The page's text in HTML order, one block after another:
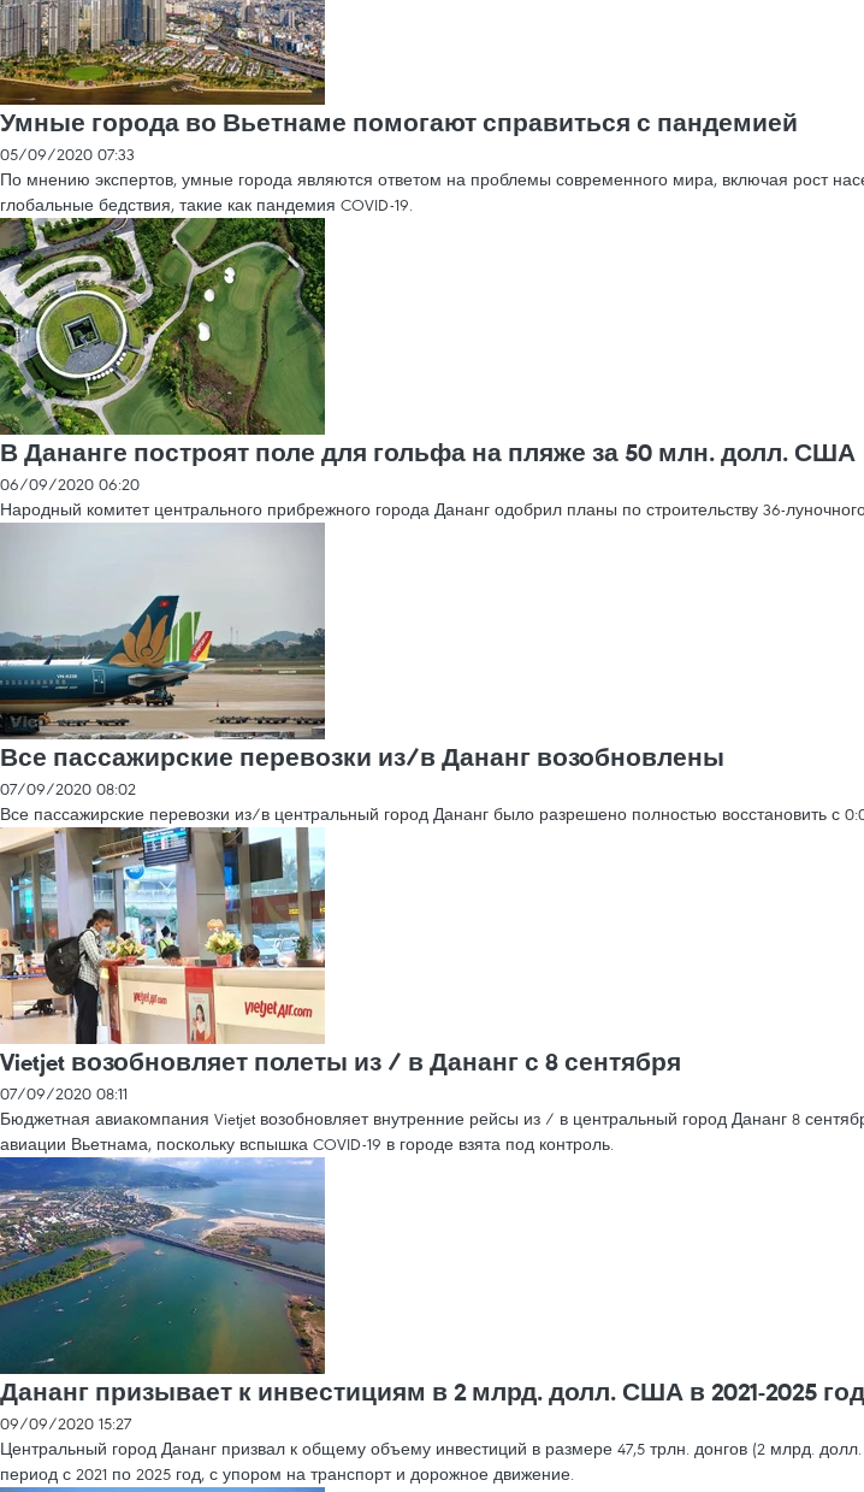
Умные города во Вьетнаме помогают справиться с пандемией
05/09/2020 07:33
По мнению экспертов, умные города являются ответом на проблемы современного мира, включая рост
глобальные бедствия, такие как пандемия COVID-19.
В Дананге построят поле для гольфа на пляже за 50 млн. долл. США
06/09/2020 06:20
Народный комитет центрального прибрежного города Дананг одобрил планы по строительству 36-
Все пассажирские перевозки из/в Дананг возобновлены
07/09/2020 08:02
Все пассажирские перевозки из/в центральный город Дананг было разрешено полностью восстановить с
Vietjet возобновляет полеты из / в Дананг с 8 сентября
07/09/2020 08:11
Бюджетная авиакомпания Vietjet возобновляет внутренние рейсы из / в центральный город Дананг 8
авиации Вьетнама, поскольку вспышка COVID-19 в городе взята под контроль.
Дананг призывает к инвестициям в 2 млрд. долл. США в 2021-2025
09/09/2020 15:27
Центральный город Дананг призвал к общему объему инвестиций в размере 47,5 трлн. донгов (2 млрд.
период с 2021 по 2025 год, с упором на транспорт и дорожное движение.